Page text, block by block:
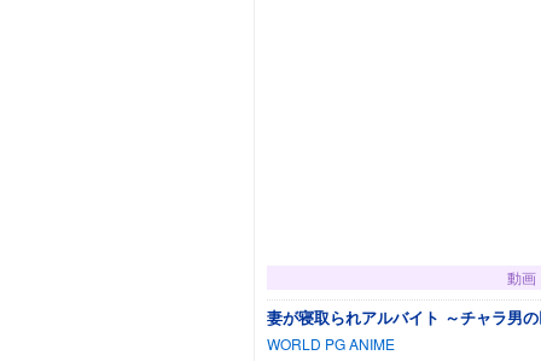
動画
妻が寝取られアルバイト ～チャラ男
WORLD PG ANIME